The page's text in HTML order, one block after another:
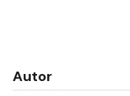
Autor